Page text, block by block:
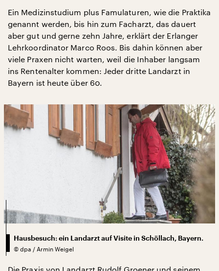
Ein Medizinstudium plus Famulaturen, wie die Praktika
genannt werden, bis hin zum Facharzt, das dauert
aber gut und gerne zehn Jahre, erklärt der Erlanger
Lehrkoordinator Marco Roos. Bis dahin können aber
viele Praxen nicht warten, weil die Inhaber langsam
ins Rentenalter kommen: Jeder dritte Landarzt in
Bayern ist heute über 60.
Hausbesuch: ein Landarzt auf Visite in Schöllach, Bayern.
© dpa / Armin Weigel